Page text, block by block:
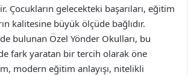
Çocukların gelecekteki başarıları, eğitim
kalitesine büyük ölçüde bağlıdır.
bulunan Özel Yönder Okulları, bu
fark yaratan bir tercih olarak öne
modern eğitim anlayışı, nitelikli